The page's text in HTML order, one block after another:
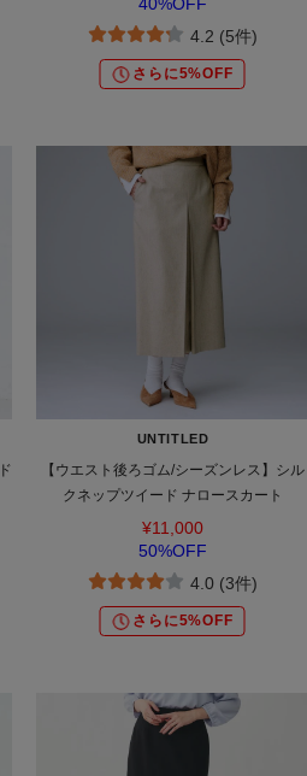
4.2 (5件)
さらに5%OFF
UNTITLED
【ウエスト後ろゴム/シーズンレス】シル
クネップツイード ナロースカート
¥11,000
50%OFF
4.0 (3件)
さらに5%OFF